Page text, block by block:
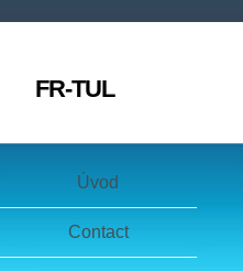
FR-TUL
Úvod
Contact